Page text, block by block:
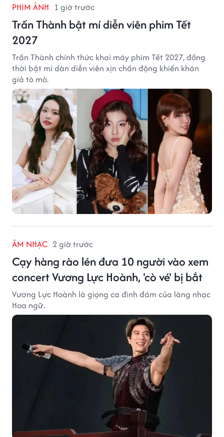
PHIM ẢNH 1 giờ trước
Trấn Thành bật mí diễn viên phim Tết
2027
Trấn Thành chính thức khai máy phim Tết 2027, đồng
thời bật mí dàn diễn viên xịn chấn động khiến khán
giả tò mò.
ÂM NHẠC 2 giờ trước
Cạy hàng rào lén đưa 10 người vào xem
concert Vương Lực Hoành, 'cò vé' bị bắt
Vương Lực Hoành là giọng ca đình đám của làng nhạc
Hoa ngữ.